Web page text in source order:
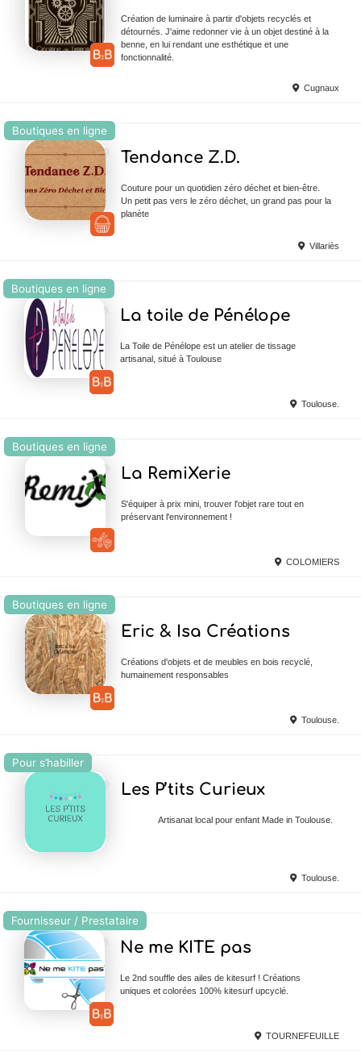
Création de luminaire à partir d'objets recyclés et
détournés. J'aime redonner vie à un objet destiné à la
benne, en lui rendant une esthétique et une
fonctionnalité.
Cugnaux
Boutiques en ligne
Tendance Z.D.
Couture pour un quotidien zéro déchet et bien-être.
Un petit pas vers le zéro déchet, un grand pas pour la
planète
Villariès
Boutiques en ligne
La toile de Pénélope
La Toile de Pénélope est un atelier de tissage
artisanal, situé à Toulouse
Toulouse.
Boutiques en ligne
La RemiXerie
S'équiper à prix mini, trouver l'objet rare tout en
préservant l'environnement !
COLOMIERS
Boutiques en ligne
Eric & Isa Créations
Créations d'objets et de meubles en bois recyclé,
humainement responsables
Toulouse.
Pour s’habiller
Les P’tits Curieux
Artisanat local pour enfant Made in Toulouse.
Toulouse.
Fournisseur / Prestataire
Ne me KITE pas
Le 2nd souffle des ailes de kitesurf ! Créations
uniques et colorées 100% kitesurf upcyclé.
TOURNEFEUILLE